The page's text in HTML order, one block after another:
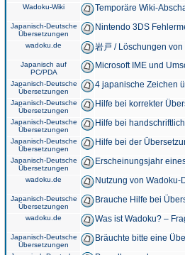
Wadoku-Wiki Temporäre Wiki-
Japanisch-Deutsche
Übersetzungen
Nintendo 3DS
wadoku.de 岩戸 / Löschungen
Japanisch auf
PC/PDA
Microsoft IME und
Japanisch-Deutsche
Übersetzungen
4 japanische Zeichen
Japanisch-Deutsche
Übersetzungen
Hilfe bei korrekter
Japanisch-Deutsche
Übersetzungen
Hilfe bei
Japanisch-Deutsche
Übersetzungen
Hilfe bei der
Japanisch-Deutsche
Übersetzungen
Erscheinungsjahr
wadoku.de Nutzung von Wadoku-
Japanisch-Deutsche
Übersetzungen
Brauche Hilfe bei
wadoku.de Was ist Wadoku? –
Japanisch-Deutsche
Übersetzungen
Bräuchte bitte eine